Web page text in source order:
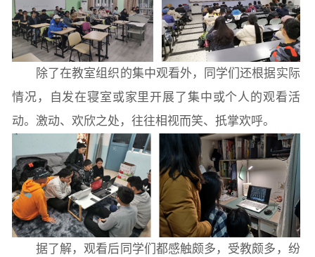
学生活动 创业就业 奖助学金
常用办公电话 办事流程 材料下载
除了在教室组织的集中观看外，同学们还根据实际
情况，自发在寝室或家里开展了集中或个人的观看活
动。激动、欢欣之处，往往相视而笑、扺掌欢呼。
据了解，观看后同学们都感触颇多，受教颇多，纷